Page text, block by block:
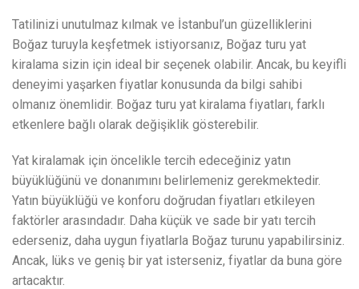
Tatilinizi unutulmaz kılmak ve İstanbul’un güzelliklerini
Boğaz turuyla keşfetmek istiyorsanız, Boğaz turu yat
kiralama sizin için ideal bir seçenek olabilir. Ancak, bu keyifli
deneyimi yaşarken fiyatlar konusunda da bilgi sahibi
olmanız önemlidir. Boğaz turu yat kiralama fiyatları, farklı
etkenlere bağlı olarak değişiklik gösterebilir.
Yat kiralamak için öncelikle tercih edeceğiniz yatın
büyüklüğünü ve donanımını belirlemeniz gerekmektedir.
Yatın büyüklüğü ve konforu doğrudan fiyatları etkileyen
faktörler arasındadır. Daha küçük ve sade bir yatı tercih
ederseniz, daha uygun fiyatlarla Boğaz turunu yapabilirsiniz.
Ancak, lüks ve geniş bir yat isterseniz, fiyatlar da buna göre
artacaktır.